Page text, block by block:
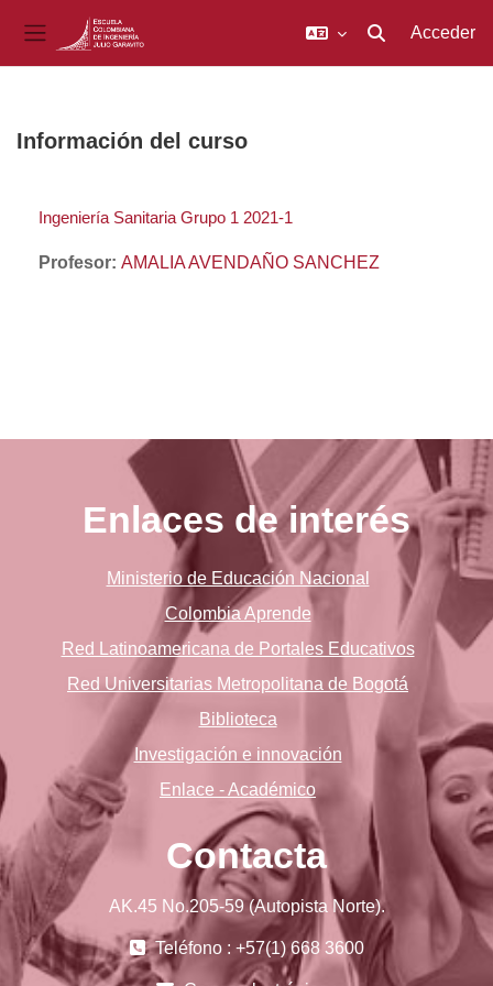
Panel lateral Selector de
Acceder
Información del curso
Ingeniería Sanitaria Grupo 1 2021-1
Profesor: AMALIA AVENDAÑO SANCHEZ
Enlaces de interés
Ministerio de Educación Nacional
Colombia Aprende
Red Latinoamericana de Portales Educativos
Red Universitarias Metropolitana de Bogotá
Biblioteca
Investigación e innovación
Enlace - Académico
Contacta
AK.45 No.205-59 (Autopista Norte).
Teléfono : +57(1) 668 3600